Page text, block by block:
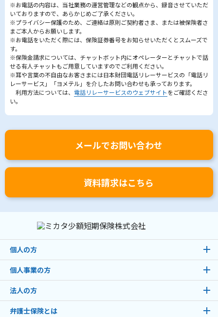
※お電話の内容は、当社業務の運営管理などの観点から、録音させていただ
いておりますので、あらかじめご了承ください。
※プライバシー保護のため、ご連絡は原則ご契約者さま、または被保険者さ
まご本人からお願いします。
※お電話をいただく際には、保険証券番号をお知らせいただくとスムーズで
す。
※保険金請求については、チャットボット内にオペレーターとチャットで話
せる有人チャットもご用意していますのでご利用ください。
※耳や言葉の不自由なお客さまには日本財団電話リレーサービスの「電話リ
レーサービス」「ヨメテル」を介したお問い合わせも承っております。
利用方法については、 電話リレーサービスのウェブサイトをご確認くださ
い。
メールでお問い合わせ
資料請求はこちら
個人の方
個人事業の方
法人の方
弁護士保険とは